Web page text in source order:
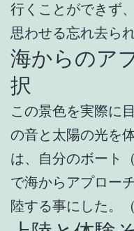
行くことができず
思わせる忘れ去ら
海からのア
択
この景色を実際に
の音と太陽の光を
は、自分のボート
で海からアプロー
陸する事にした。